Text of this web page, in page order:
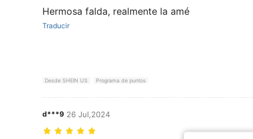
Hermosa falda, realmente la amé
Traducir
Desde SHEIN US Programa de puntos
d***9 26 Jul,2024